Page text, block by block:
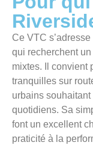
Ce VTC
qui recherchent
mixtes. Il convient
tranquilles sur
urbains
quotidiens. Sa
font un excellent
praticité à la